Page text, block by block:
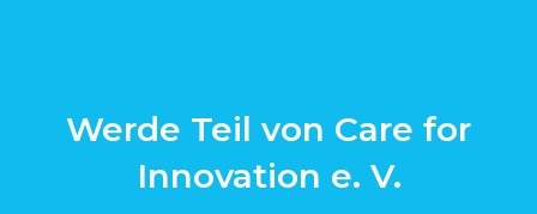
Werde Teil von Care for
Innovation e. V.